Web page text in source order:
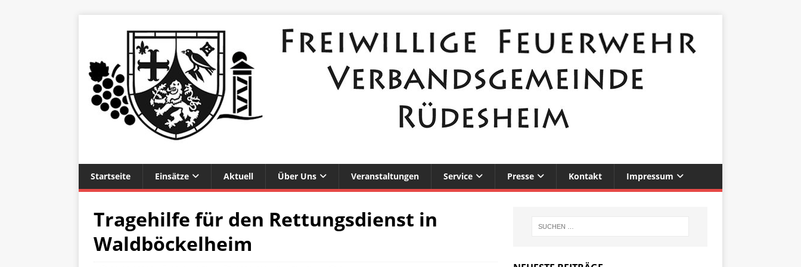
Startseite Einsätze Aktuell Über Uns Veranstaltungen Service Presse Kontakt Impressum
Tragehilfe für den Rettungsdienst in
Waldböckelheim